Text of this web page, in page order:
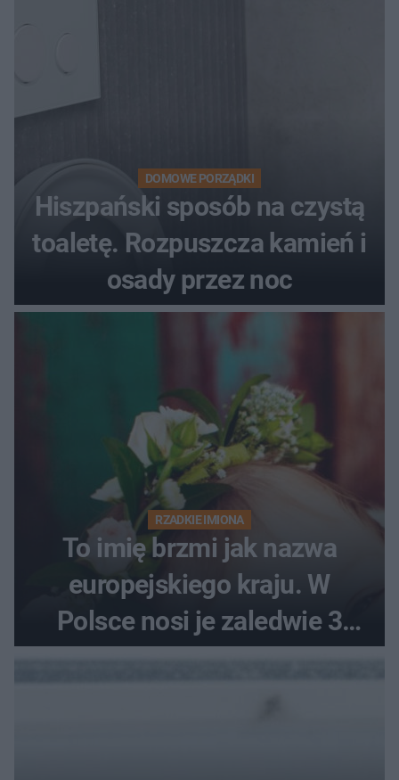
DOMOWE PORZĄDKI
Hiszpański sposób na czystą
toaletę. Rozpuszcza kamień i
osady przez noc
RZADKIE IMIONA
To imię brzmi jak nazwa
europejskiego kraju. W
Polsce nosi je zaledwie 3